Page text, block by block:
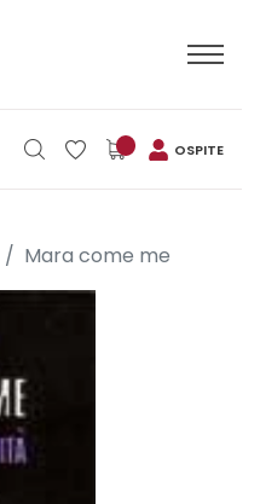
OSPITE
Mara come me